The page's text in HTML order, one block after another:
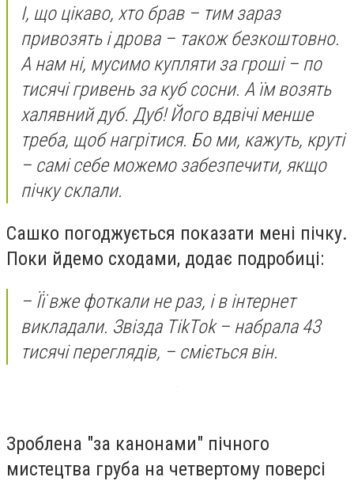
І, що цікаво, хто брав – тим зараз
привозять і дрова – також безкоштовно.
А нам ні, мусимо купляти за гроші – по
тисячі гривень за куб сосни. А їм возять
халявний дуб. Дуб! Його вдвічі менше
треба, щоб нагрітися. Бо ми, кажуть, круті
– самі себе можемо забезпечити, якщо
пічку склали.
Сашко погоджується показати мені пічку.
Поки йдемо сходами, додає подробиці:
– Її вже фоткали не раз, і в інтернет
викладали. Звізда TikTok – набрала 43
тисячі переглядів, – сміється він.
Зроблена "за канонами" пічного
мистецтва груба на четвертому поверсі